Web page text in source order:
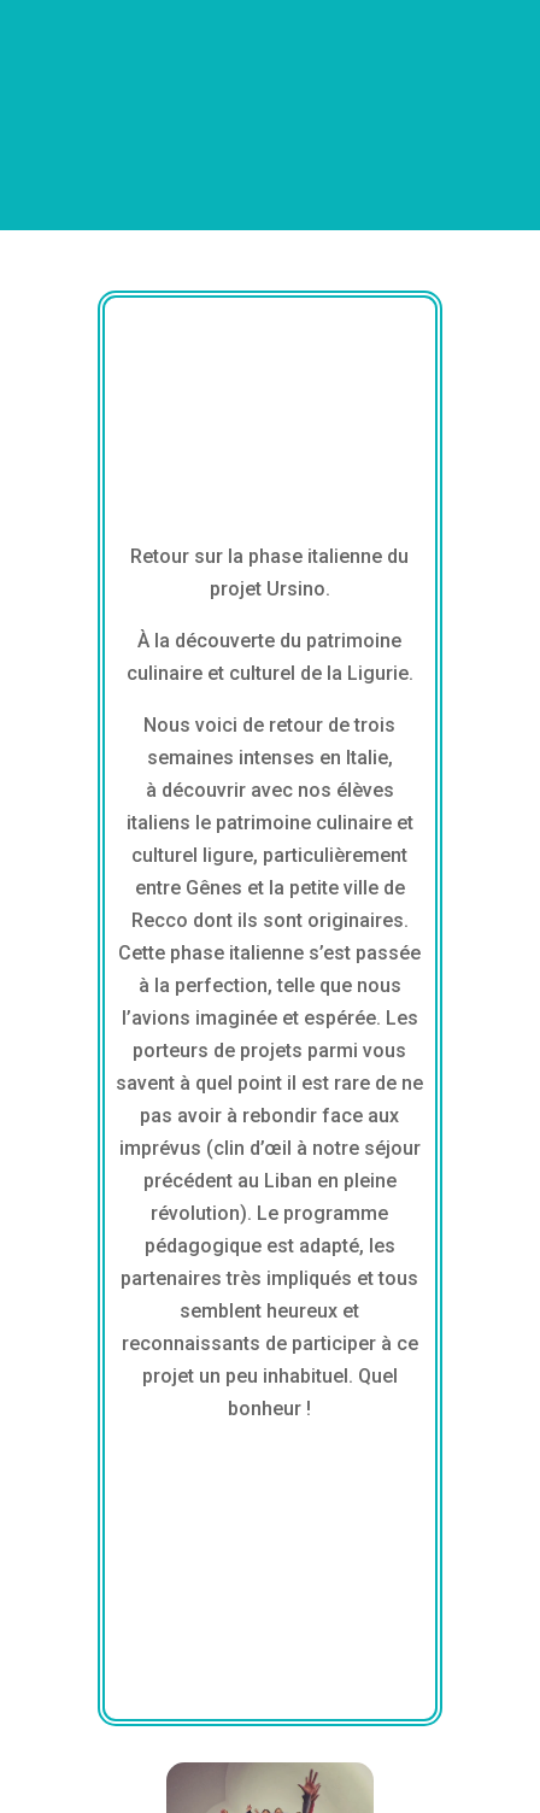
Retour sur la phase italienne du
projet Ursino.
À la découverte du patrimoine
culinaire et culturel de la Ligurie.
Nous voici de retour de trois
semaines intenses en Italie,
à découvrir avec nos élèves
italiens le patrimoine culinaire et
culturel ligure, particulièrement
entre Gênes et la petite ville de
Recco dont ils sont originaires.
Cette phase italienne s’est passée
à la perfection, telle que nous
l’avions imaginée et espérée. Les
porteurs de projets parmi vous
savent à quel point il est rare de ne
pas avoir à rebondir face aux
imprévus (clin d’œil à notre séjour
précédent au Liban en pleine
révolution). Le programme
pédagogique est adapté, les
partenaires très impliqués et tous
semblent heureux et
reconnaissants de participer à ce
projet un peu inhabituel. Quel
bonheur !